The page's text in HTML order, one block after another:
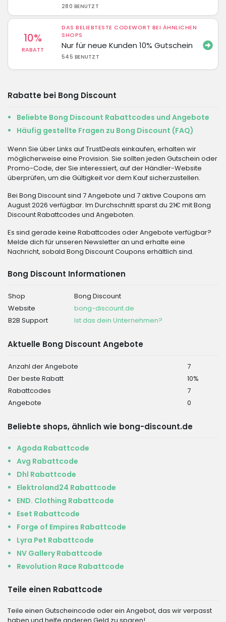
280 BENUTZT
10%
RABATT
DAS BELIEBTESTE CODEWORT BEI ÄHNLICHEN
SHOPS
Nur für neue Kunden 10% Gutschein
545 BENUTZT
Rabatte bei Bong Discount
Beliebte Bong Discount Rabattcodes und Angebote
Häufig gestellte Fragen zu Bong Discount (FAQ)
Wenn Sie über Links auf TrustDeals einkaufen, erhalten wir
möglicherweise eine Provision. Sie sollten jeden Gutschein oder
Promo-Code, der Sie interessiert, auf der Händler-Website
überprüfen, um die Gültigkeit vor dem Kauf sicherzustellen.
Bei Bong Discount sind 7 Angebote und 7 aktive Coupons am
August 2026 verfügbar. Im Durchschnitt sparst du 21€ mit Bong
Discount Rabattcodes und Angeboten.
Es sind gerade keine Rabattcodes oder Angebote verfügbar?
Melde dich für unseren Newsletter an und erhalte eine
Nachricht, sobald Bong Discount Coupons erhältlich sind.
Bong Discount Informationen
Shop
Bong Discount
Website
bong-discount.de
B2B Support
Ist das dein Unternehmen?
Aktuelle Bong Discount Angebote
Anzahl der Angebote
7
Der beste Rabatt
10%
Rabattcodes
7
Angebote
0
Beliebte shops, ähnlich wie bong-discount.de
Agoda Rabattcode
Avg Rabattcode
Dhl Rabattcode
Elektroland24 Rabattcode
END. Clothing Rabattcode
Eset Rabattcode
Forge of Empires Rabattcode
Lyra Pet Rabattcode
NV Gallery Rabattcode
Revolution Race Rabattcode
Teile einen Rabattcode
Teile einen Gutscheincode oder ein Angebot, das wir verpasst